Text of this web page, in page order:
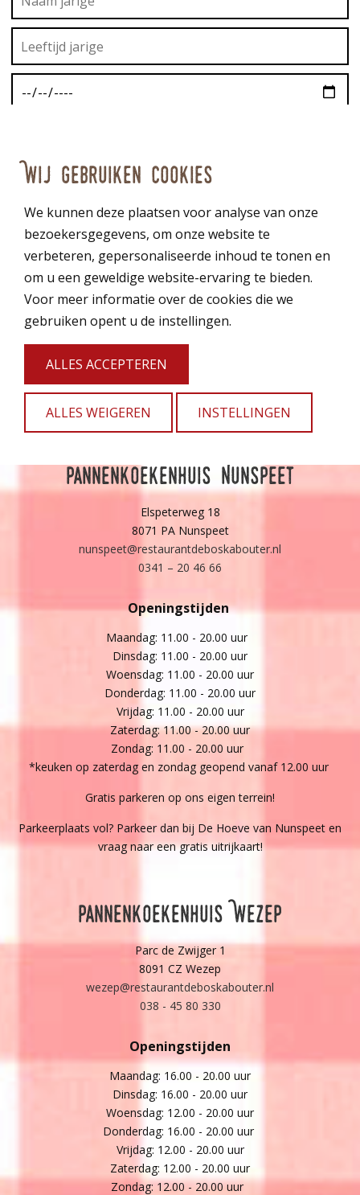
Pannenkoekenhuis Nunspeet
Elspeterweg 18
8071 PA Nunspeet
nunspeet@restaurantdeboskabouter.nl
0341 – 20 46 66
Openingstijden
Maandag: 11.00 - 20.00 uur
Dinsdag: 11.00 - 20.00 uur
Woensdag: 11.00 - 20.00 uur
Donderdag: 11.00 - 20.00 uur
Vrijdag: 11.00 - 20.00 uur
Zaterdag: 11.00 - 20.00 uur
Zondag: 11.00 - 20.00 uur
*keuken op zaterdag en zondag geopend vanaf 12.00 uur
Gratis parkeren op ons eigen terrein!
Parkeerplaats vol? Parkeer dan bij De Hoeve van Nunspeet en
vraag naar een gratis uitrijkaart!
Pannenkoekenhuis Wezep
Parc de Zwijger 1
8091 CZ Wezep
wezep@restaurantdeboskabouter.nl
038 - 45 80 330
Openingstijden
Maandag: 16.00 - 20.00 uur
Dinsdag: 16.00 - 20.00 uur
Woensdag: 12.00 - 20.00 uur
Donderdag: 16.00 - 20.00 uur
Vrijdag: 12.00 - 20.00 uur
Zaterdag: 12.00 - 20.00 uur
Zondag: 12.00 - 20.00 uur
Wij gebruiken cookies
We kunnen deze plaatsen voor analyse van onze
bezoekersgegevens, om onze website te
verbeteren, gepersonaliseerde inhoud te tonen en
om u een geweldige website-ervaring te bieden.
Voor meer informatie over de cookies die we
gebruiken opent u de instellingen.
ALLES ACCEPTEREN
ALLES WEIGEREN INSTELLINGEN